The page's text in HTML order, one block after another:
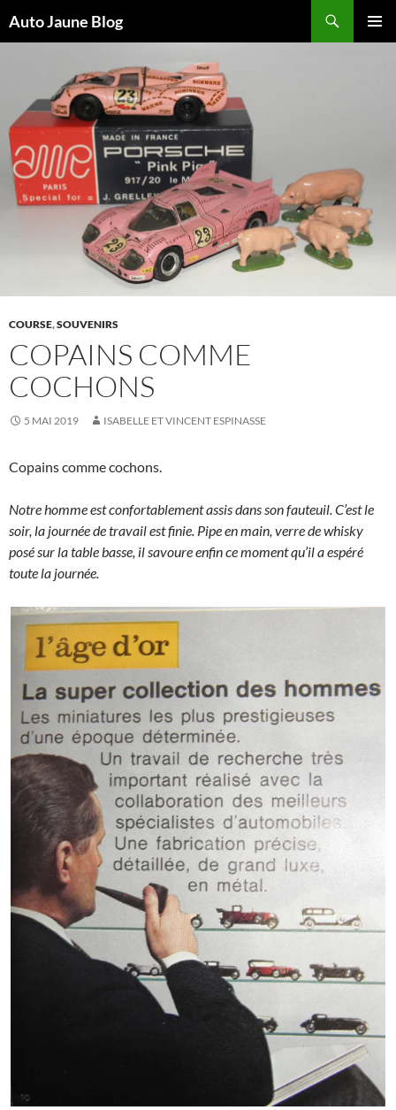
Auto Jaune Blog
COURSE,SOUVENIRS
COPAINS COMME
COCHONS
5 MAI 2019 ISABELLE ET VINCENT ESPINASSE
Copains comme cochons.
Notre homme est confortablement assis dans son fauteuil. C’est le
soir, la journée de travail est finie. Pipe en main, verre de whisky
posé sur la table basse, il savoure enfin ce moment qu’il a espéré
toute la journée.